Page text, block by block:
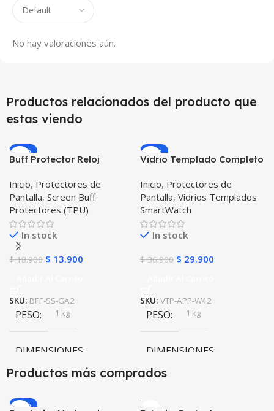
No hay valoraciones aún.
Productos relacionados del producto que
estas viendo
-26%
Buff Protector Reloj
Samsung Galaxy Watch
Active 2
Inicio, Protectores de
Pantalla, Screen Buff
Protectores (TPU)
In stock
$18.900 $ 13.900
SKU: BFF-SS-GA2
PESO 1 kg
DIMENSIONES
-19%
Vidrio Templado Completo
Inicio, Protectores de
Pantalla, Vidrios Templados
SmartWatch
In stock
$36.900 $ 29.900
SKU: VTP-APP-W42
PESO 1 kg
DIMENSIONES
Productos más comprados
-20%